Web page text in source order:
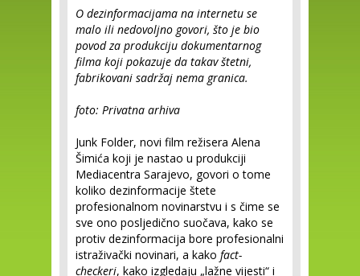
O dezinformacijama na internetu se
malo ili nedovoljno govori, što je bio
povod za produkciju dokumentarnog
filma koji pokazuje da takav štetni,
fabrikovani sadržaj nema granica.
foto: Privatna arhiva
Junk Folder, novi film režisera Alena
Šimića koji je nastao u produkciji
Mediacentra Sarajevo, govori o tome
koliko dezinformacije štete
profesionalnom novinarstvu i s čime se
sve ono posljedično suočava, kako se
protiv dezinformacija bore profesionalni
istraživački novinari, a kako fact-
checkeri, kako izgledaju „lažne vijesti“ i